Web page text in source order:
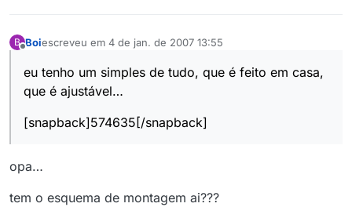
B Boiescreveu em 4 de jan. de 2007 13:55
última edição por
eu tenho um simples de tudo, que é feito em casa,
que é ajustável…
[snapback]574635[/snapback]
opa…
tem o esquema de montagem ai???